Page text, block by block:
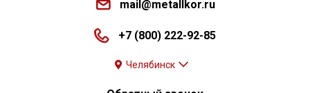
mail@metallkor.ru
+7 (800) 222-92-85
Челябинск